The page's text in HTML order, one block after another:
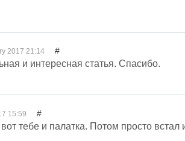
2017 21:14 #
и интересная статья. Спасибо.
15:59 #
вот тебе и палатка. Потом просто встал